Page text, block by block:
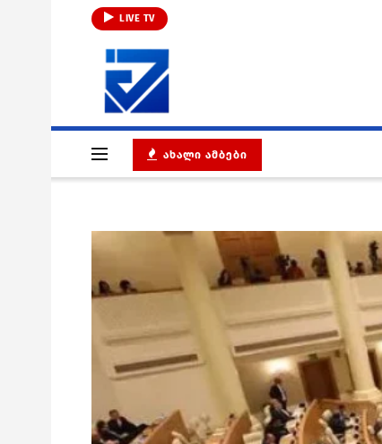
LIVE TV
ᲐᲮᲐᲚᲘ ᲐᲛᲑᲔᲑᲘ